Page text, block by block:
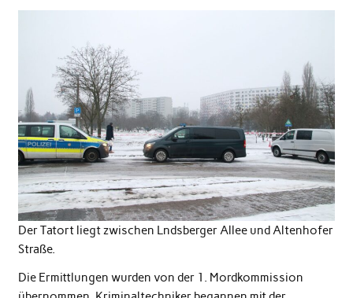
Der Tatort liegt zwischen Lndsberger Allee und Altenhofer
Straße.
Die Ermittlungen wurden von der 1. Mordkommission